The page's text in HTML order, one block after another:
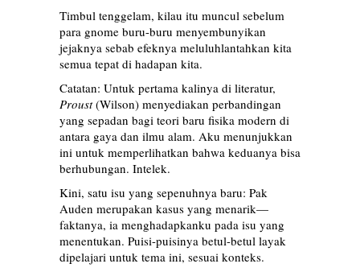
Timbul tenggelam, kilau itu muncul sebelum
para gnome buru-buru menyembunyikan
jejaknya sebab efeknya meluluhlantahkan kita
semua tepat di hadapan kita.
Catatan: Untuk pertama kalinya di literatur,
Proust(Wilson) menyediakan perbandingan
yang sepadan bagi teori baru fisika modern di
antara gaya dan ilmu alam. Aku menunjukkan
ini untuk memperlihatkan bahwa keduanya bisa
berhubungan. Intelek.
Kini, satu isu yang sepenuhnya baru: Pak
Auden merupakan kasus yang menarik—
faktanya, ia menghadapkanku pada isu yang
menentukan. Puisi-puisinya betul-betul layak
dipelajari untuk tema ini, sesuai konteks.